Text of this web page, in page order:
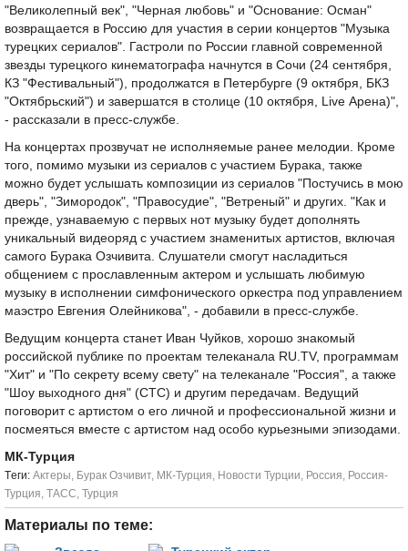
"Великолепный век", "Черная любовь" и "Основание: Осман"
возвращается в Россию для участия в серии концертов "Музыка
турецких сериалов". Гастроли по России главной современной
звезды турецкого кинематографа начнутся в Сочи (24 сентября,
КЗ "Фестивальный"), продолжатся в Петербурге (9 октября, БКЗ
"Октябрьский") и завершатся в столице (10 октября, Live Арена)",
- рассказали в пресс-службе.
На концертах прозвучат не исполняемые ранее мелодии. Кроме
того, помимо музыки из сериалов с участием Бурака, также
можно будет услышать композиции из сериалов "Постучись в мою
дверь", "Зимородок", "Правосудие", "Ветреный" и других. "Как и
прежде, узнаваемую с первых нот музыку будет дополнять
уникальный видеоряд с участием знаменитых артистов, включая
самого Бурака Озчивита. Слушатели смогут насладиться
общением с прославленным актером и услышать любимую
музыку в исполнении симфонического оркестра под управлением
маэстро Евгения Олейникова", - добавили в пресс-службе.
Ведущим концерта станет Иван Чуйков, хорошо знакомый
российской публике по проектам телеканала RU.TV, программам
"Хит" и "По секрету всему свету" на телеканале "Россия", а также
"Шоу выходного дня" (СТС) и другим передачам. Ведущий
поговорит с артистом о его личной и профессиональной жизни и
посмеяться вместе с артистом над особо курьезными эпизодами.
МК-Турция
Tеги: Актеры, Бурак Озчивит, МК-Турция, Новости Турции, Россия, Россия-
Турция, ТАСС, Турция
Материалы по теме: